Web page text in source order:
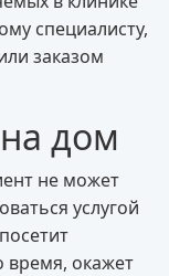
специалисту,
заказом
дом
не может
услугой
время, окажет